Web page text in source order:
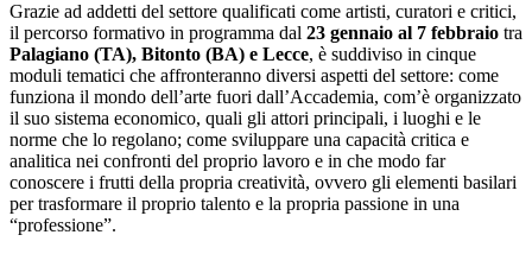
Grazie ad addetti del settore qualificati come artisti, curatori e critici,
il percorso formativo in programma dal 23 gennaio al 7 febbraio tra
Palagiano (TA), Bitonto (BA) e Lecce, è suddiviso in cinque
moduli tematici che affronteranno diversi aspetti del settore: come
funziona il mondo dell’arte fuori dall’Accademia, com’è organizzato
il suo sistema economico, quali gli attori principali, i luoghi e le
norme che lo regolano; come sviluppare una capacità critica e
analitica nei confronti del proprio lavoro e in che modo far
conoscere i frutti della propria creatività, ovvero gli elementi basilari
per trasformare il proprio talento e la propria passione in una
“professione”.